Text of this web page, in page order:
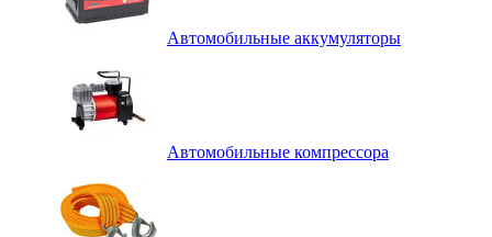
Автомобильные аккумуляторы
Автомобильные компрессора